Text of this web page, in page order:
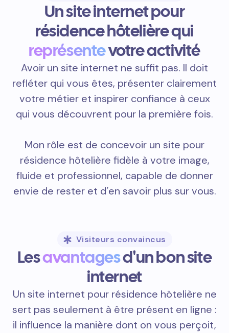
Un site internet pour
résidence hôtelière qui
représentevotre activité
Avoir un site internet ne suffit pas. Il doit
refléter qui vous êtes, présenter clairement
votre métier et inspirer confiance à ceux
qui vous découvrent pour la première fois.
Mon rôle est de concevoir un site pour
résidence hôtelière fidèle à votre image,
fluide et professionnel, capable de donner
envie de rester et d’en savoir plus sur vous.
Visiteurs convaincus
Lesavantagesd'un bon site
internet
Un site internet pour résidence hôtelière ne
sert pas seulement à être présent en ligne :
il influence la manière dont on vous perçoit,